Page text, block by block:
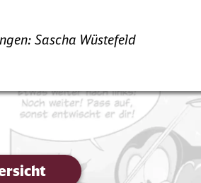
Sascha Wüstefeld